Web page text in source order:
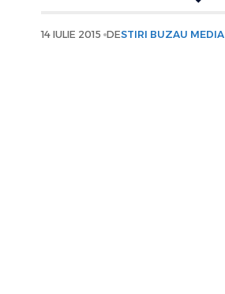
14 IULIE 2015 DESTIRI BUZAU MEDIA